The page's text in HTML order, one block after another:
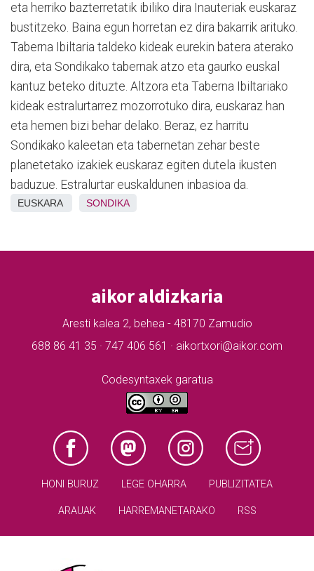
eta herriko bazterretatik ibiliko dira Inauteriak euskaraz
bustitzeko. Baina egun horretan ez dira bakarrik arituko.
Taberna Ibiltaria taldeko kideak eurekin batera aterako
dira, eta Sondikako tabernak atzo eta gaurko euskal
kantuz beteko dituzte. Altzora eta Taberna Ibiltariako
kideak estralurtarrez mozorrotuko dira, euskaraz han
eta hemen bizi behar delako. Beraz, ez harritu
Sondikako kaleetan eta tabernetan zehar beste
planetetako izakiek euskaraz egiten dutela ikusten
baduzue. Estralurtar euskaldunen inbasioa da.
EUSKARA SONDIKA
aikor aldizkaria
Aresti kalea 2, behea - 48170 Zamudio
688 86 41 35 · 747 406 561 · aikortxori@aikor.com
Codesyntaxek garatua
HONI BURUZ LEGE OHARRA PUBLIZITATEA
ARAUAK HARREMANETARAKO RSS